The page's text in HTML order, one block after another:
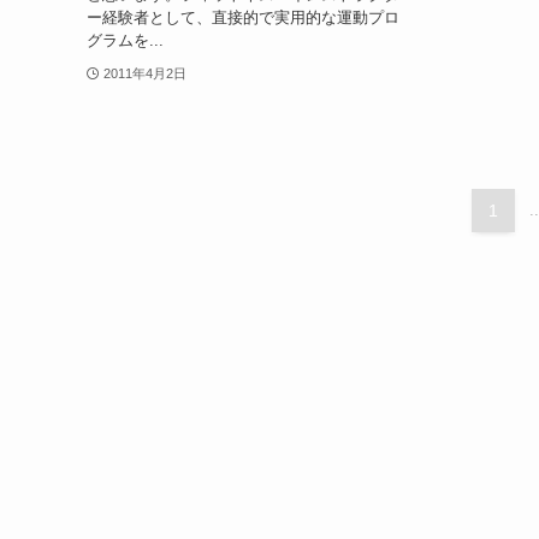
ー経験者として、直接的で実用的な運動プロ
グラムを...
2011年4月2日
1